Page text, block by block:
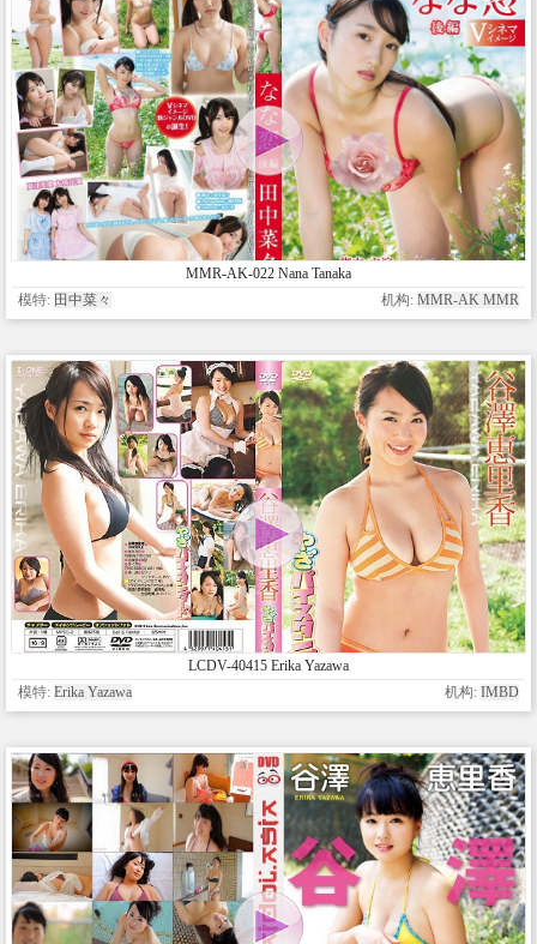
MMR-AK-022 Nana Tanaka
模特: 田中菜々 机构: MMR-AK MMR
LCDV-40415 Erika Yazawa
模特: Erika Yazawa 机构: IMBD